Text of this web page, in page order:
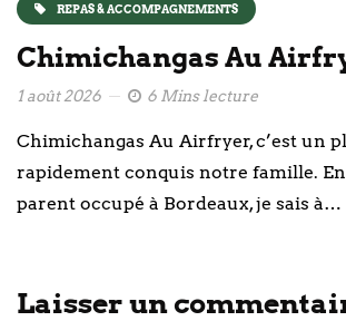
REPAS & ACCOMPAGNEMENTS
Chimichangas Au
1 août 2026 6 Mins lecture
Chimichangas Au Airfryer, c’est un
rapidement conquis notre famille.
parent occupé à Bordeaux, je sais à…
Laisser un